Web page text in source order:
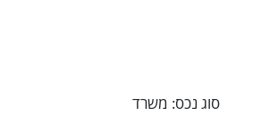
סוג נכס: משרד